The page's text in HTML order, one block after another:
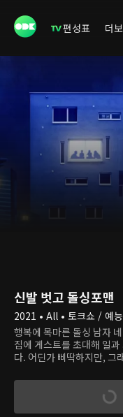
편성표 더
신발 벗고 돌싱포맨
2021 • All • 토크쇼 / 예능
행복에 목마른 돌싱 남자
집에 게스트를 초대해 일
다. 어딘가 삐딱하지만, 그